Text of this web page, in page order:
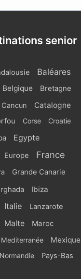
senior
Baléares
Belgique Bretagne
Cancun Catalogne
Corse Croatie
Egypte
Europe France
Grande Canarie
Ibiza
Italie Lanzarote
Malte Maroc
Mediterranée Mexique
Normandie Pays-Bas